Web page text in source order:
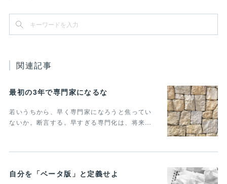
関連記事
最初の3年で専門家になるな
若いうちから、早く専門家になろうと焦ってい
ないか。断言する。早すぎる専門化は、将来…
自分を「ベータ版」と定義せよ